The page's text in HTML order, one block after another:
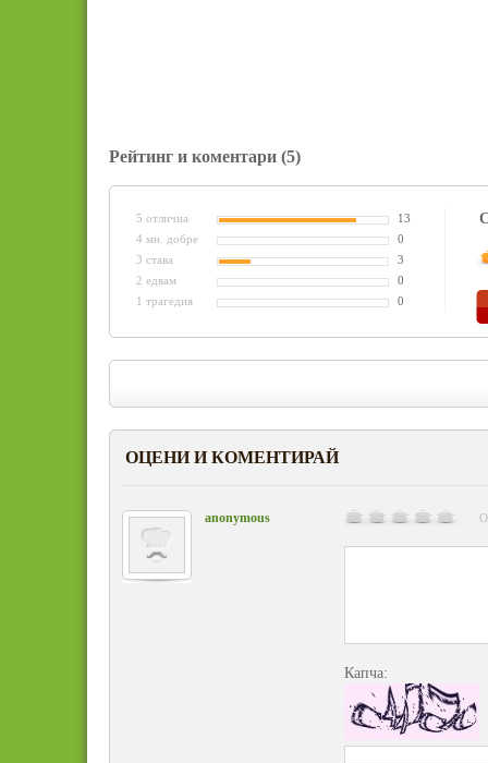
Рейтинг и коментари (5)
5 отлична
13
4 мн. добре
0
3 става
3
2 едвам
0
1 трагедия
0
ОЦЕНИ И КОМЕНТИРАЙ
anonymous
Капча: